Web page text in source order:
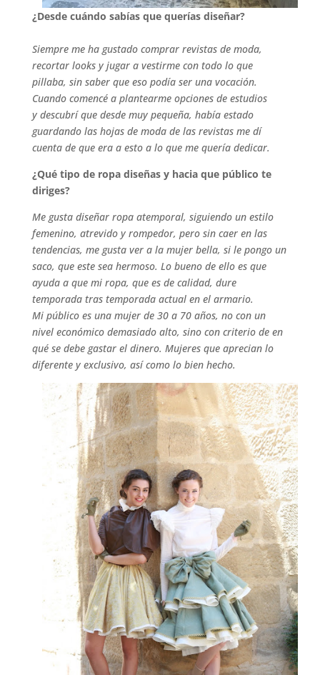
¿Desde cuándo sabías que querías diseñar?
Siempre me ha gustado comprar revistas de moda,
recortar looks y jugar a vestirme con todo lo que
pillaba, sin saber que eso podía ser una vocación.
Cuando comencé a plantearme opciones de estudios
y descubrí que desde muy pequeña, había estado
guardando las hojas de moda de las revistas me dí
cuenta de que era a esto a lo que me quería dedicar.
¿Qué tipo de ropa diseñas y hacia que público te
diriges?
Me gusta diseñar ropa atemporal, siguiendo un estilo
femenino, atrevido y rompedor, pero sin caer en las
tendencias, me gusta ver a la mujer bella, si le pongo un
saco, que este sea hermoso. Lo bueno de ello es que
ayuda a que mi ropa, que es de calidad, dure
temporada tras temporada actual en el armario.
Mi público es una mujer de 30 a 70 años, no con un
nivel económico demasiado alto, sino con criterio de en
qué se debe gastar el dinero. Mujeres que aprecian lo
diferente y exclusivo, así como lo bien hecho.